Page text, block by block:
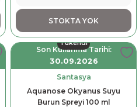
STOKTA YOK
Tükendi
Son Kullanma Tarihi:
30.09.2026
Santasya
Aquanose Okyanus Suyu
Burun Spreyi 100 ml